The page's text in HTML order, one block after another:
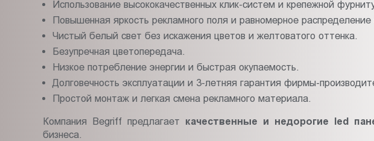
Использование высококачественных клик-систем и крепежной
Повышенная яркость рекламного поля и равномерное распределение
Чистый белый свет без искажения цветов и желтоватого оттенка.
Безупречная цветопередача.
Низкое потребление энергии и быстрая окупаемость.
Долговечность эксплуатации и 3-летняя гарантия фирмы-
Простой монтаж и легкая смена рекламного материала.
Компания Begriff предлагает качественные и недорогие led
бизнеса.